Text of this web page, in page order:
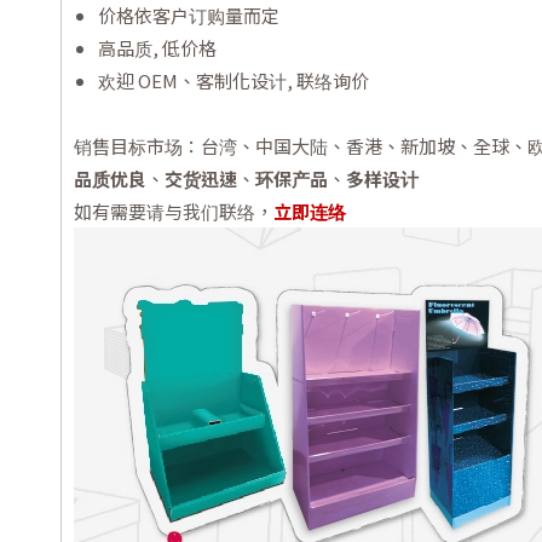
价格依客户订购量而定
高品质, 低价格
欢迎 OEM、客制化设计, 联络询价
销售目标市场：台湾、中国大陆、香港、新加坡、全球、
品质优良 、 交货迅速 、 环保产品 、 多样设计
如有需要请与我们联络， 立即连络